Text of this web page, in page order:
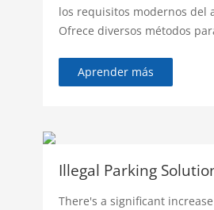
los requisitos modernos del
Ofrece diversos métodos
clases y fomentar el
activo. Enriquece la
Aprender más
There's a significant